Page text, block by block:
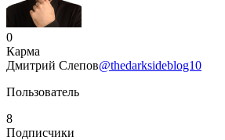
0
Карма
Дмитрий Слепов@thedarksideblog10
Пользователь
8
Подписчики